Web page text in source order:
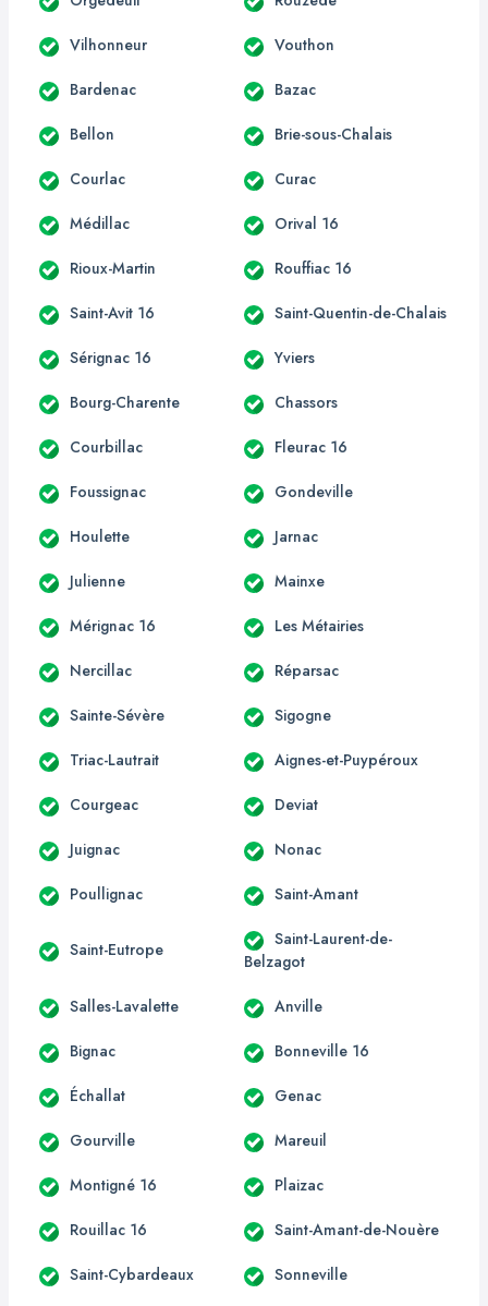
Vilhonneur Vouthon
Bardenac Bazac
Bellon Brie-sous-Chalais
Courlac Curac
Médillac Orival 16
Rioux-Martin Rouffiac 16
Saint-Avit 16 Saint-Quentin-de-Chalais
Sérignac 16 Yviers
Bourg-Charente Chassors
Courbillac Fleurac 16
Foussignac Gondeville
Houlette Jarnac
Julienne Mainxe
Mérignac 16 Les Métairies
Nercillac Réparsac
Sainte-Sévère Sigogne
Triac-Lautrait Aignes-et-Puypéroux
Courgeac Deviat
Juignac Nonac
Poullignac Saint-Amant
Saint-Eutrope
Saint-Laurent-de-
Belzagot
Salles-Lavalette Anville
Bignac Bonneville 16
Échallat Genac
Gourville Mareuil
Montigné 16 Plaizac
Rouillac 16 Saint-Amant-de-Nouère
Saint-Cybardeaux Sonneville